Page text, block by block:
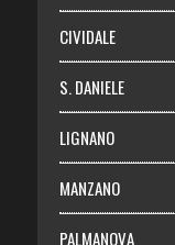
CIVIDALE
S. DANIELE
LIGNANO
MANZANO
PALMANOVA